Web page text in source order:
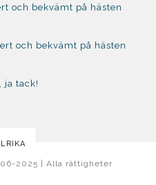
och bekvämt på hästen
och bekvämt på hästen
ja tack!
2025 | Alla rättigheter